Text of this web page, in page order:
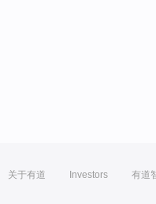
关于有道 Investors 有道